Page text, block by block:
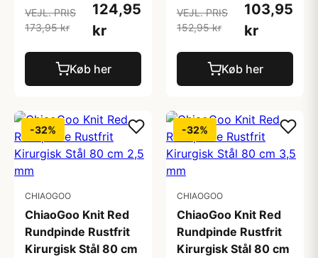
VEJL. PRIS
173,95 kr
124,95
kr
Køb her
VEJL. PRIS
152,95 kr
103,95
kr
Køb her
-32%
CHIAOGOO
ChiaoGoo Knit Red
Rundpinde Rustfrit
Kirurgisk Stål 80 cm
-32%
CHIAOGOO
ChiaoGoo Knit Red
Rundpinde Rustfrit
Kirurgisk Stål 80 cm